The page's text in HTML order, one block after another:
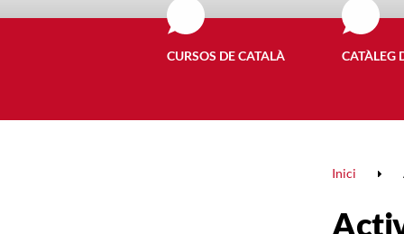
CURSOS DE CATALÀ CATÀLEG
Inici